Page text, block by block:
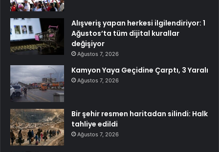
Alışveriş yapan herkesi ilgilendiriyor: 1
Ağustos’ta tüm dijital kurallar
değişiyor
Ağustos 7, 2026
Kamyon Yaya Geçidine Çarptı, 3 Yaralı
Ağustos 7, 2026
Bir şehir resmen haritadan silindi: Halk
tahliye edildi
Ağustos 7, 2026